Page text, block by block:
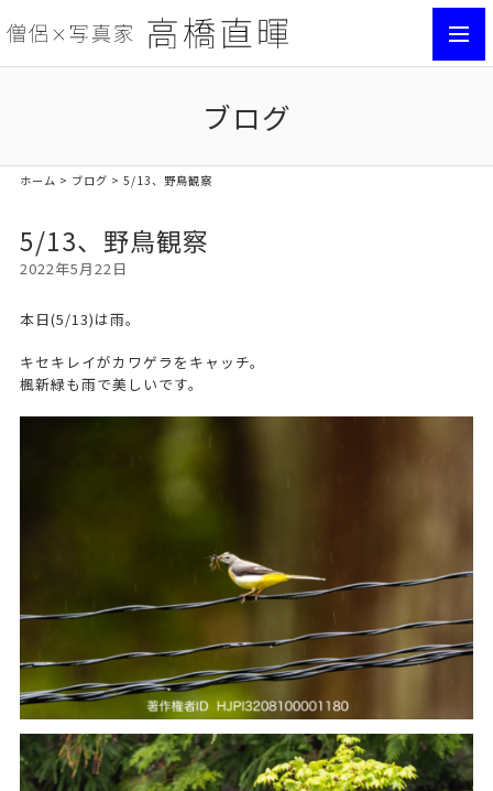
ブログ
ホーム > ブログ > 5/13、野鳥観察
5/13、野鳥観察
2022年5月22日
本日(5/13)は雨。
キセキレイがカワゲラをキャッチ。
楓新緑も雨で美しいです。